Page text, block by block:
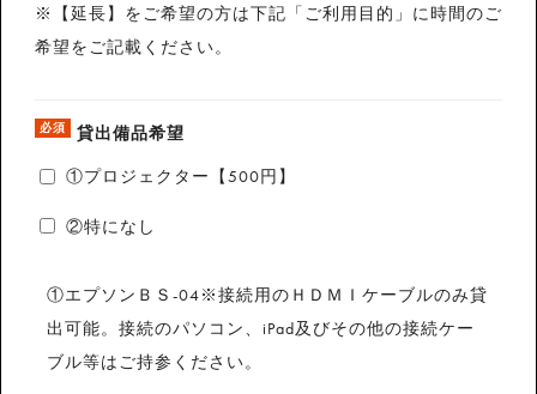
※【延長】をご希望の方は下記「ご利用目的」に時間のご
希望をご記載ください。
必須 貸出備品希望
①プロジェクター【500円】
②特になし
①エプソンＢＳ-04※接続用のＨＤＭＩケーブルのみ貸
出可能。接続のパソコン、iPad及びその他の接続ケー
ブル等はご持参ください。